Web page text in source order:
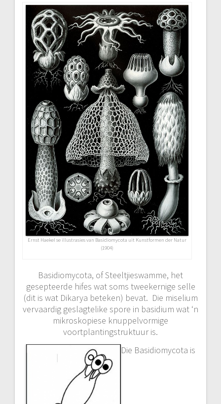
Ernst Haekel se illustrasies van Basidiomycota uit Kunstformen der Natur
(1904)
Basidiomycota, of Steeltjieswamme, het
gesepteerde hifes wat soms tweekernige selle
(dit is wat Dikarya beteken) bevat. Die miselium
vervaardig geslagtelike spore in basidium wat ‘n
mikroskopiese knuppelvormige
voortplantingstruktuur is.
Die Basidiomycota is